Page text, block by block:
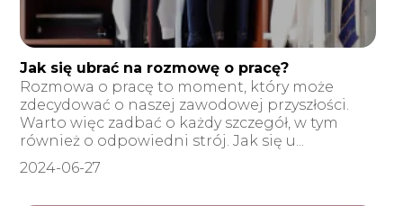
Jak się ubrać na rozmowę o pracę?
Rozmowa o pracę to moment, który może
zdecydować o naszej zawodowej przyszłości.
Warto więc zadbać o każdy szczegół, w tym
również o odpowiedni strój. Jak się u...
2024-06-27